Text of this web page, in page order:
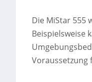
Die MiStar 555
Beispielsweise
Voraussetzung